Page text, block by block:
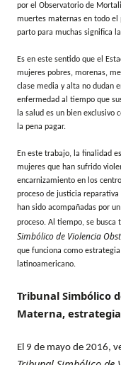
por el Observatorio de
muertes maternas en todo el
parto para muchas significa
Es en este sentido que el
mujeres pobres, morenas,
clase media y alta no dudan
enfermedad al tiempo que
la salud es un bien exclusivo
la pena pagar.
En este trabajo, la finalidad
mujeres que han sufrido
encarnizamiento en los
proceso de justicia
han sido acompañadas por
proceso. Al tiempo, se
Simbólico de Violencia
que funciona como
latinoamericano.
Tribunal Simbólico
Materna,
El 9 de mayo de 2016,